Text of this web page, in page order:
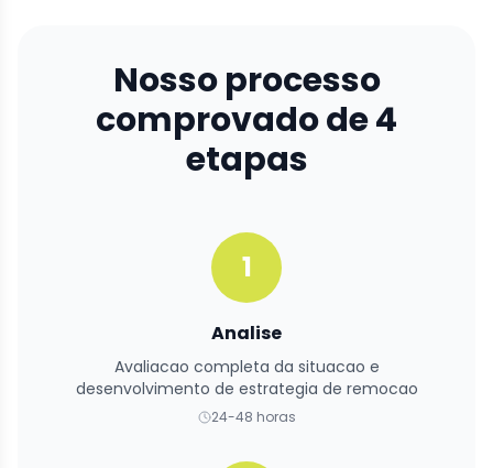
Nosso processo
comprovado de 4
etapas
1
Analise
Avaliacao completa da situacao e
desenvolvimento de estrategia de remocao
24-48 horas